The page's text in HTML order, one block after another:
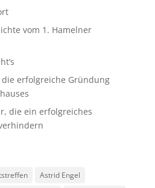
vom 1. Hamelner
erfolgreiche Gründung
die ein erfolgreiches
Astrid Engel